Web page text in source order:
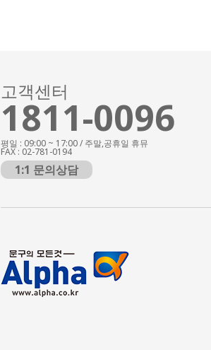
고객센터
1811-0096
평일 : 09:00 ~ 17:00 / 주말,공휴일 휴뮤
FAX : 02-781-0194
1:1 문의상담